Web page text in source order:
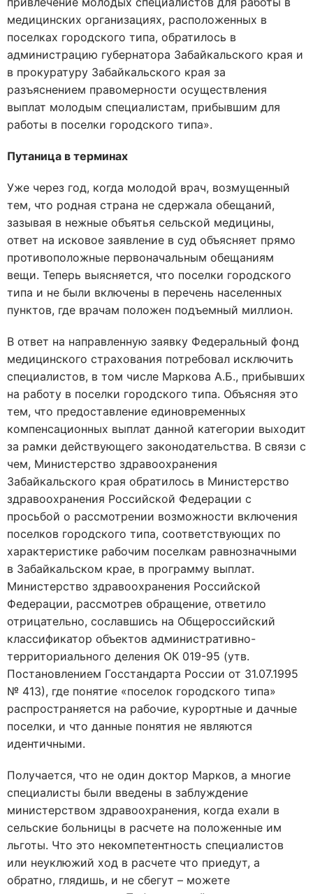
медицинских организациях, расположенных в
поселках городского типа, обратилось в
администрацию губернатора Забайкальского края и
в прокуратуру Забайкальского края за
разъяснением правомерности осуществления
выплат молодым специалистам, прибывшим для
работы в поселки городского типа».
Путаница в терминах
Уже через год, когда молодой врач, возмущенный
тем, что родная страна не сдержала обещаний,
зазывая в нежные объятья сельской медицины,
ответ на исковое заявление в суд объясняет прямо
противоположные первоначальным обещаниям
вещи. Теперь выясняется, что поселки городского
типа и не были включены в перечень населенных
пунктов, где врачам положен подъемный миллион.
В ответ на направленную заявку Федеральный фонд
медицинского страхования потребовал исключить
специалистов, в том числе Маркова А.Б., прибывших
на работу в поселки городского типа. Объясняя это
тем, что предоставление единовременных
компенсационных выплат данной категории выходит
за рамки действующего законодательства. В связи с
чем, Министерство здравоохранения
Забайкальского края обратилось в Министерство
здравоохранения Российской Федерации с
просьбой о рассмотрении возможности включения
поселков городского типа, соответствующих по
характеристике рабочим поселкам равнозначными
в Забайкальском крае, в программу выплат.
Министерство здравоохранения Российской
Федерации, рассмотрев обращение, ответило
отрицательно, сославшись на Общероссийский
классификатор объектов административно-
территориального деления ОК 019-95 (утв.
Постановлением Госстандарта России от 31.07.1995
№ 413), где понятие «поселок городского типа»
распространяется на рабочие, курортные и дачные
поселки, и что данные понятия не являются
идентичными.
Получается, что не один доктор Марков, а многие
специалисты были введены в заблуждение
министерством здравоохранения, когда ехали в
сельские больницы в расчете на положенные им
льготы. Что это некомпетентность специалистов
или неуклюжий ход в расчете что приедут, а
обратно, глядишь, и не сбегут – можете